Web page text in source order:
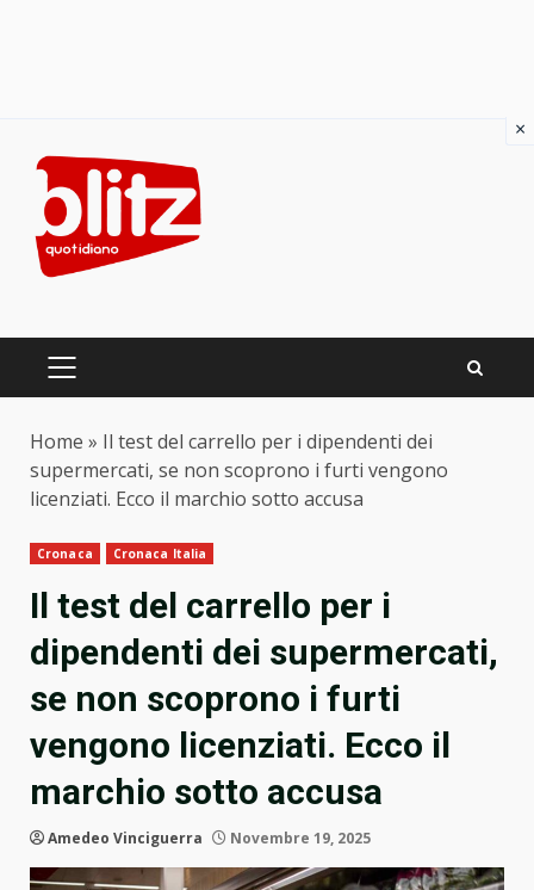
content
PRIMARY
Home » Il test del carrello per i dipendenti dei
supermercati, se non scoprono i furti vengono
licenziati. Ecco il marchio sotto accusa
Cronaca Cronaca Italia
Il test del carrello per i
dipendenti dei supermercati,
se non scoprono i furti
vengono licenziati. Ecco il
marchio sotto accusa
Amedeo Vinciguerra Novembre 19, 2025
×